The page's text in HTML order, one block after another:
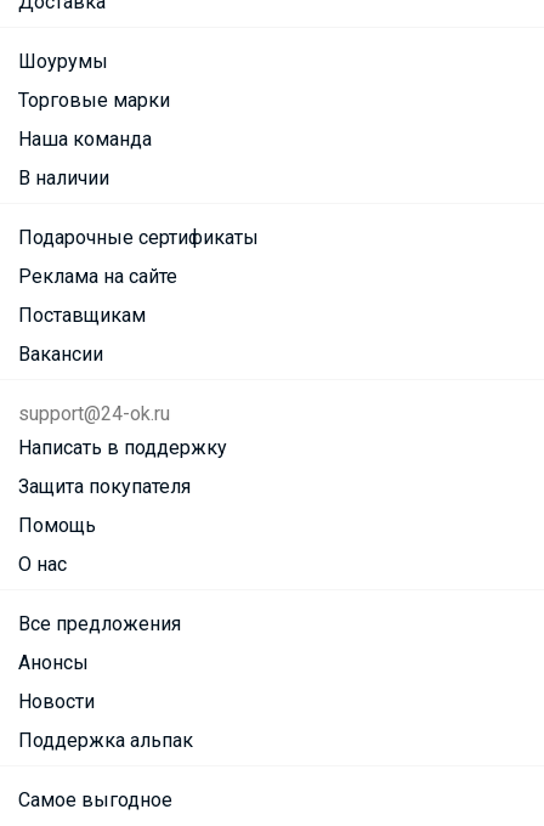
Шоурумы
Торговые марки
Наша команда
В наличии
Подарочные сертификаты
Реклама на сайте
Поставщикам
Вакансии
support@24-ok.ru
Написать в поддержку
Защита покупателя
Помощь
О нас
Все предложения
Анонсы
Новости
Поддержка альпак
Самое выгодное